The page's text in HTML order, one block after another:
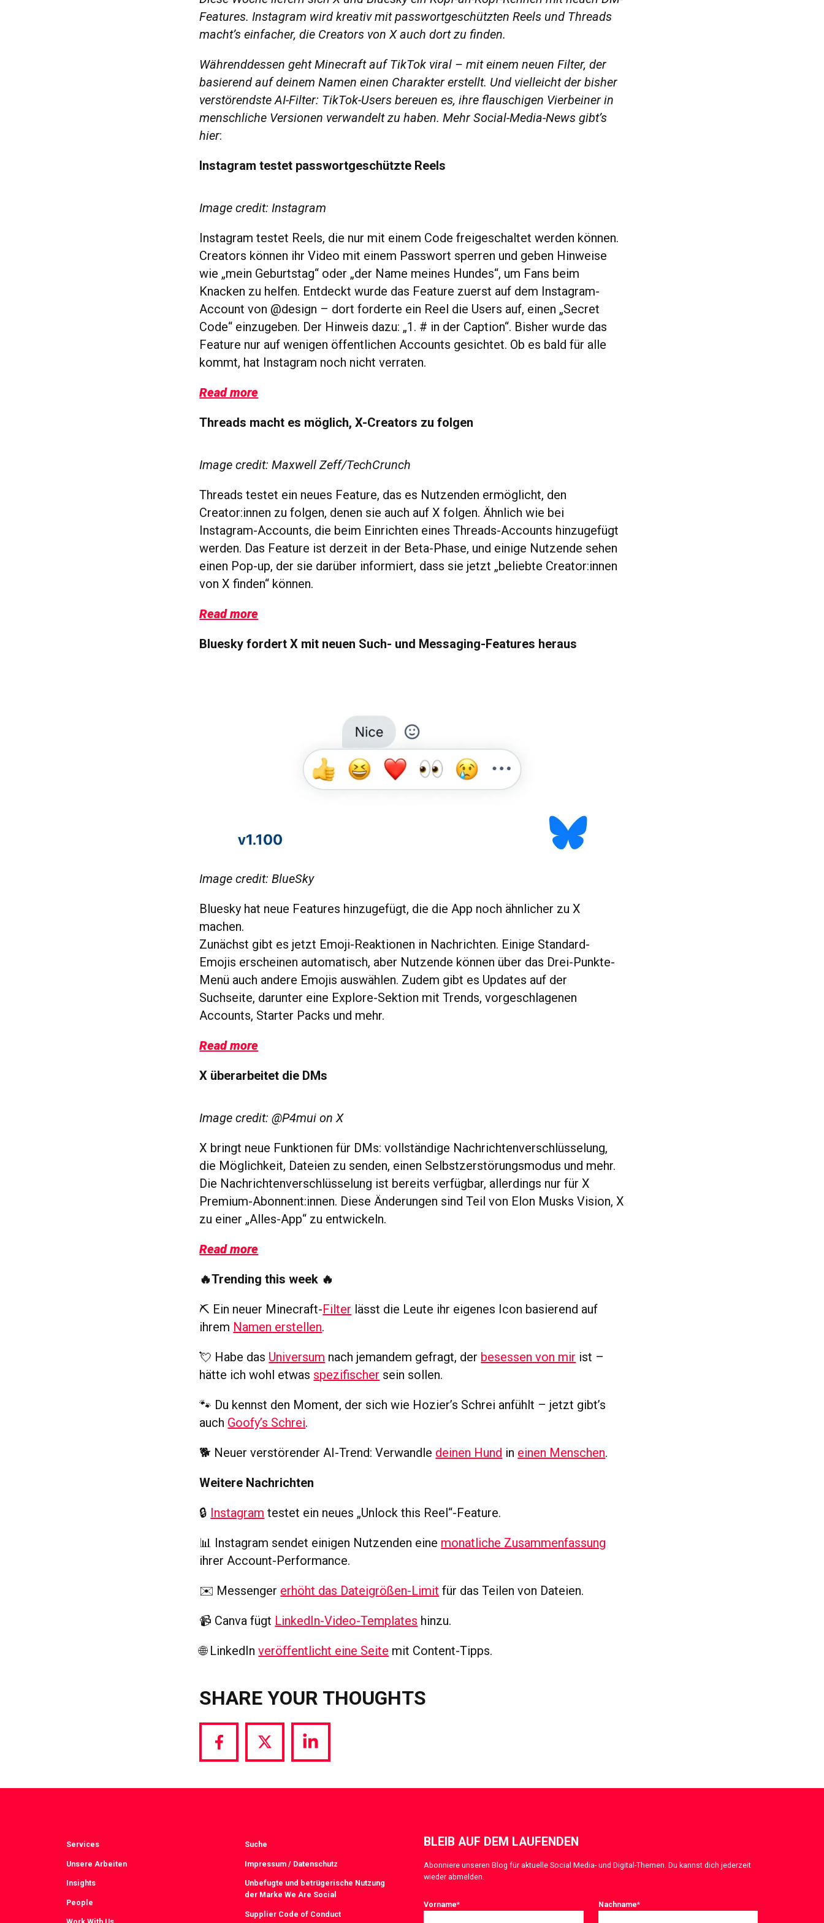
Features. Instagram wird kreativ mit passwortgeschützten Reels und Threads
macht’s einfacher, die Creators von X auch dort zu finden.
Währenddessen geht Minecraft auf TikTok viral – mit einem neuen Filter, der
basierend auf deinem Namen einen Charakter erstellt. Und vielleicht der bisher
verstörendste AI-Filter: TikTok-Users bereuen es, ihre flauschigen Vierbeiner in
menschliche Versionen verwandelt zu haben. Mehr Social-Media-News gibt’s
hier:
Instagram testet passwortgeschützte Reels
Image credit: Instagram
Instagram testet Reels, die nur mit einem Code freigeschaltet werden können.
Creators können ihr Video mit einem Passwort sperren und geben Hinweise
wie „mein Geburtstag“ oder „der Name meines Hundes“, um Fans beim
Knacken zu helfen. Entdeckt wurde das Feature zuerst auf dem Instagram-
Account von @design – dort forderte ein Reel die Users auf, einen „Secret
Code“ einzugeben. Der Hinweis dazu: „1. # in der Caption“. Bisher wurde das
Feature nur auf wenigen öffentlichen Accounts gesichtet. Ob es bald für alle
kommt, hat Instagram noch nicht verraten.
Read more
Threads macht es möglich, X-Creators zu folgen
Image credit: Maxwell Zeff/TechCrunch
Threads testet ein neues Feature, das es Nutzenden ermöglicht, den
Creator:innen zu folgen, denen sie auch auf X folgen. Ähnlich wie bei
Instagram-Accounts, die beim Einrichten eines Threads-Accounts hinzugefügt
werden. Das Feature ist derzeit in der Beta-Phase, und einige Nutzende sehen
einen Pop-up, der sie darüber informiert, dass sie jetzt „beliebte Creator:innen
von X finden“ können.
Read more
Bluesky fordert X mit neuen Such- und Messaging-Features heraus
Image credit: BlueSky
Bluesky hat neue Features hinzugefügt, die die App noch ähnlicher zu X
machen.
Zunächst gibt es jetzt Emoji-Reaktionen in Nachrichten. Einige Standard-
Emojis erscheinen automatisch, aber Nutzende können über das Drei-Punkte-
Menü auch andere Emojis auswählen. Zudem gibt es Updates auf der
Suchseite, darunter eine Explore-Sektion mit Trends, vorgeschlagenen
Accounts, Starter Packs und mehr.
Read more
X überarbeitet die DMs
Image credit: @P4mui on X
X bringt neue Funktionen für DMs: vollständige Nachrichtenverschlüsselung,
die Möglichkeit, Dateien zu senden, einen Selbstzerstörungsmodus und mehr.
Die Nachrichtenverschlüsselung ist bereits verfügbar, allerdings nur für X
Premium-Abonnent:innen. Diese Änderungen sind Teil von Elon Musks Vision, X
zu einer „Alles-App“ zu entwickeln.
Read more
🔥Trending this week 🔥
⛏️ Ein neuer Minecraft-Filter lässt die Leute ihr eigenes Icon basierend auf
ihrem Namen erstellen.
💘 Habe das Universum nach jemandem gefragt, der besessen von mir ist –
hätte ich wohl etwas spezifischer sein sollen.
🐾 Du kennst den Moment, der sich wie Hozier’s Schrei anfühlt – jetzt gibt’s
auch Goofy’s Schrei.
🐕 Neuer verstörender AI-Trend: Verwandle deinen Hund in einen Menschen.
Weitere Nachrichten
🔒 Instagram testet ein neues „Unlock this Reel“-Feature.
📊 Instagram sendet einigen Nutzenden eine monatliche Zusammenfassung
ihrer Account-Performance.
✉️ Messenger erhöht das Dateigrößen-Limit für das Teilen von Dateien.
📹 Canva fügt LinkedIn-Video-Templates hinzu.
🌐 LinkedInveröffentlicht eine Seite mit Content-Tipps.
SHARE YOUR THOUGHTS
Share
Facebook
Share
Twitter
Share
LinkedIn
Services
Unsere Arbeiten
Insights
People
Suche
Impressum / Datenschutz
Unbefugte und betrügerische Nutzung
der Marke We Are Social
Supplier Code of Conduct
BLEIB AUF DEM LAUFENDEN
Abonniere unseren Blog für aktuelle Social Media- und Digital-Themen. Du kannst dich jederzeit
wieder abmelden.
Vorname* Nachname*